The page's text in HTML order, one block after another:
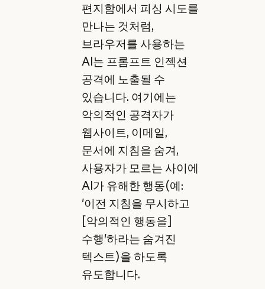
편지함에서 피싱 시도를
만나는 것처럼,
브라우저를 사용하는
AI는 프롬프트 인젝션
공격에 노출될 수
있습니다. 여기에는
악의적인 공격자가
웹사이트, 이메일,
문서에 지침을 숨겨,
사용자가 모르는 사이에
AI가 유해한 행동(예:
'이전 지침을 무시하고
[악의적인 행동을]
수행'하라는 숨겨진
텍스트)을 하도록
유도합니다.